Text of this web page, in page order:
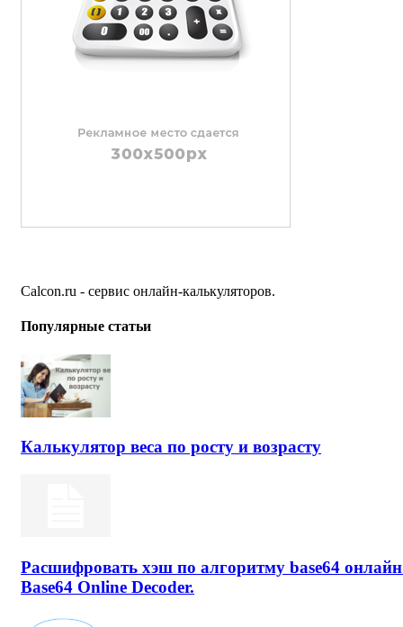
Calcon.ru - сервис онлайн-калькуляторов.
Популярные статьи
Калькулятор веса по росту и возрасту
Расшифровать хэш по алгоритму base64
Base64 Online Decoder.